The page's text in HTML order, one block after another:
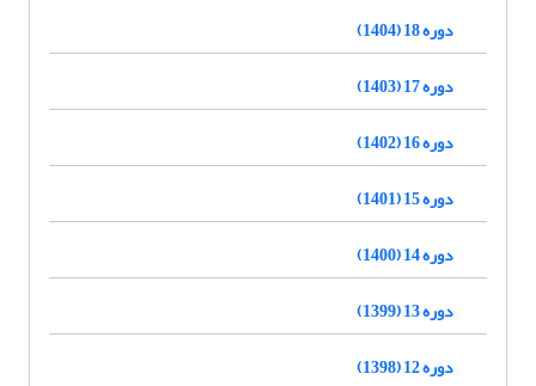
دوره 18 (1404)
دوره 17 (1403)
دوره 16 (1402)
دوره 15 (1401)
دوره 14 (1400)
دوره 13 (1399)
دوره 12 (1398)